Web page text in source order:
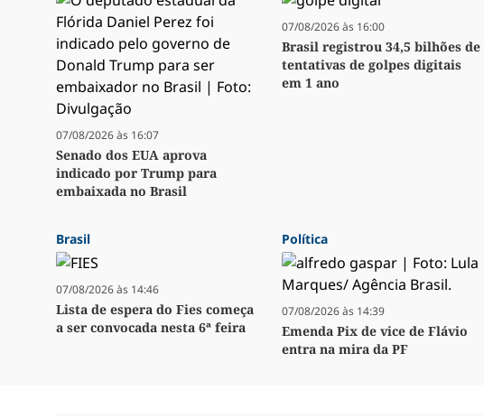
07/08/2026 às 16:07
Senado dos EUA aprova
indicado por Trump para
embaixada no Brasil
07/08/2026 às 16:00
Brasil registrou 34,5 bilhões de
tentativas de golpes digitais
em 1 ano
Brasil
07/08/2026 às 14:46
Lista de espera do Fies começa
a ser convocada nesta 6ª feira
Política
07/08/2026 às 14:39
Emenda Pix de vice de Flávio
entra na mira da PF